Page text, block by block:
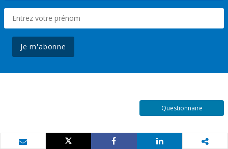
Je m'abonne
Questionnaire